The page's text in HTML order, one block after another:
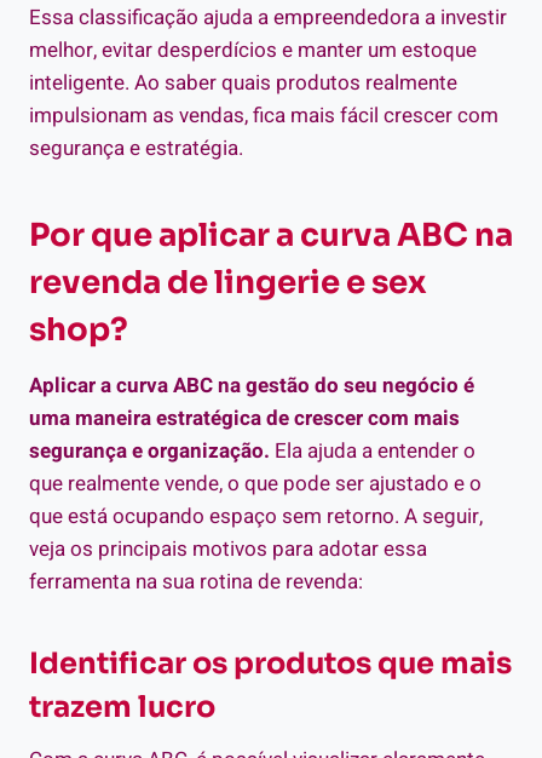
Essa classificação ajuda a empreendedora a investir
melhor, evitar desperdícios e manter um estoque
inteligente. Ao saber quais produtos realmente
impulsionam as vendas, fica mais fácil crescer com
segurança e estratégia.
Por que aplicar a curva ABC na
revenda de lingerie e sex
shop?
Aplicar a curva ABC na gestão do seu negócio é
uma maneira estratégica de crescer com mais
segurança e organização. Ela ajuda a entender o
que realmente vende, o que pode ser ajustado e o
que está ocupando espaço sem retorno. A seguir,
veja os principais motivos para adotar essa
ferramenta na sua rotina de revenda:
Identificar os produtos que mais
trazem lucro